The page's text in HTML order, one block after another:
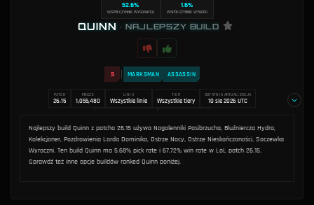
WSPÓŁCZYNNIK WYGRANYCH
52.6%
WSPÓŁCZYNNIK WYBORU
1.6%
QUINN • NAJLEPSZY BUILD
S MARKSMAN ASSASSIN
PATCH
26.15
MECZE
1,055,480
LINIA
Wszystkie linie
TIER
Wszystkie tiery
OSTATNIA AKTUALIZACJA
10 sie 2026 UTC
Najlepszy build Quinn z patcha 26.15 używa Nagolenniki Pasibrzucha, Bluźniercza Hydra,
Kolekcjoner, Pozdrowienia Lorda Dominika, Ostrze Nocy, Ostrze Nieskończoności, Soczewka
Wyroczni. Ten build Quinn ma 5.68% pick rate i 67.72% win rate w LoL patch 26.15.
Sprawdź też inne opcje buildów ranked Quinn poniżej.